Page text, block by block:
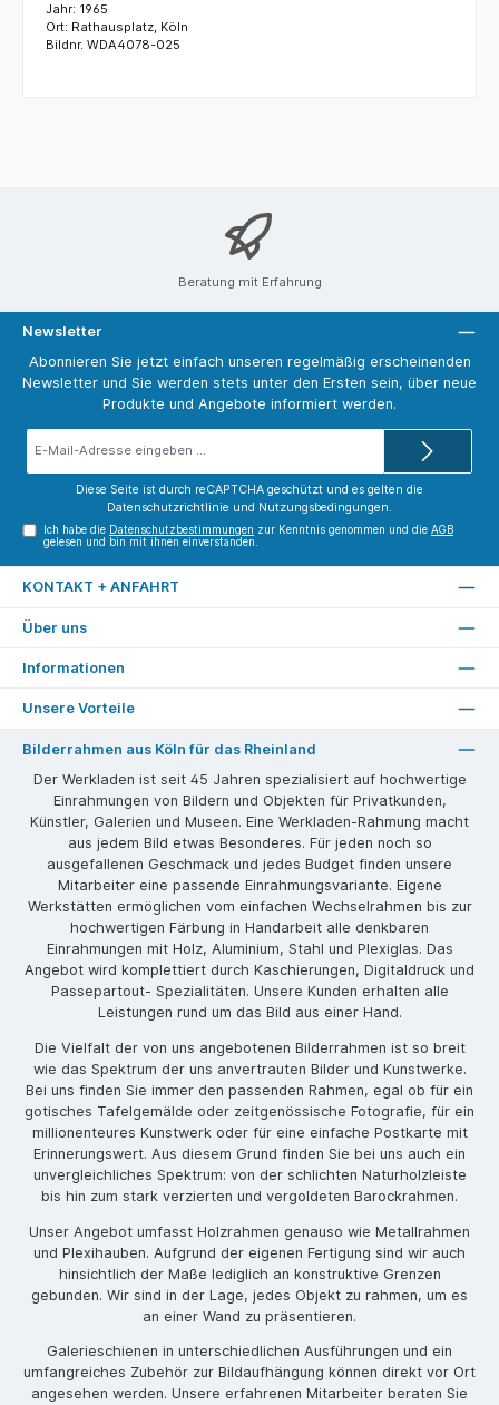
Jahr: 1965
Ort: Rathausplatz, Köln
Bildnr. WDA4078-025
Beratung mit Erfahrung
Newsletter
Abonnieren Sie jetzt einfach unseren regelmäßig erscheinenden
Newsletter und Sie werden stets unter den Ersten sein, über neue
Produkte und Angebote informiert werden.
Diese Seite ist durch reCAPTCHA geschützt und es gelten die
Datenschutzrichtlinie und Nutzungsbedingungen
Ich habe die Datenschutzbestimmungen zur Kenntnis genommen und dieAGB
gelesen und bin mit ihnen einverstanden.
KONTAKT + ANFAHRT
Über uns
Informationen
Unsere Vorteile
Bilderrahmen aus Köln für das Rheinland
Der Werkladen ist seit 45 Jahren spezialisiert auf hochwertige
Einrahmungen von Bildern und Objekten für Privatkunden,
Künstler, Galerien und Museen. Eine Werkladen-Rahmung macht
aus jedem Bild etwas Besonderes. Für jeden noch so
ausgefallenen Geschmack und jedes Budget finden unsere
Mitarbeiter eine passende Einrahmungsvariante. Eigene
Werkstätten ermöglichen vom einfachen Wechselrahmen bis zur
hochwertigen Färbung in Handarbeit alle denkbaren
Einrahmungen mit Holz, Aluminium, Stahl und Plexiglas. Das
Angebot wird komplettiert durch Kaschierungen, Digitaldruck und
Passepartout- Spezialitäten. Unsere Kunden erhalten alle
Leistungen rund um das Bild aus einer Hand.
Die Vielfalt der von uns angebotenen Bilderrahmen ist so breit
wie das Spektrum der uns anvertrauten Bilder und Kunstwerke.
Bei uns finden Sie immer den passenden Rahmen, egal ob für ein
gotisches Tafelgemälde oder zeitgenössische Fotografie, für ein
millionenteures Kunstwerk oder für eine einfache Postkarte mit
Erinnerungswert. Aus diesem Grund finden Sie bei uns auch ein
unvergleichliches Spektrum: von der schlichten Naturholzleiste
bis hin zum stark verzierten und vergoldeten Barockrahmen.
Unser Angebot umfasst Holzrahmen genauso wie Metallrahmen
und Plexihauben. Aufgrund der eigenen Fertigung sind wir auch
hinsichtlich der Maße lediglich an konstruktive Grenzen
gebunden. Wir sind in der Lage, jedes Objekt zu rahmen, um es
an einer Wand zu präsentieren.
Galerieschienen in unterschiedlichen Ausführungen und ein
umfangreiches Zubehör zur Bildaufhängung können direkt vor Ort
angesehen werden. Unsere erfahrenen Mitarbeiter beraten Sie